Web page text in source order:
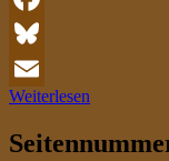
Facebook
Bluesky
Email
Weiterlesen